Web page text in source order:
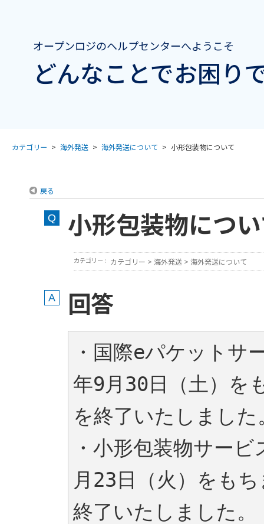
オープンロジのヘルプセンターへようこそ
どんなことでお困り
カテゴリー > 海外発送 > 海外発送について > 小形包装物について
戻る
小形包装物につ
カテゴリー : カテゴリー > 海外発送 > 海外発送について
回答
・国際eパケットサ
年9月30日（土）を
を終了いたしました
・小形包装物サー
月23日（火）をも
終了いたしました。